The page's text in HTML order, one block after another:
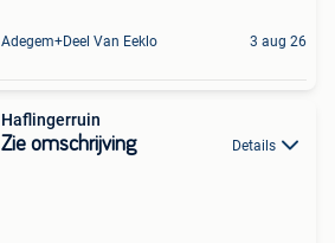
Adegem+Deel Van Eeklo 3 aug 26
Haflingerruin
Zie omschrijving Details